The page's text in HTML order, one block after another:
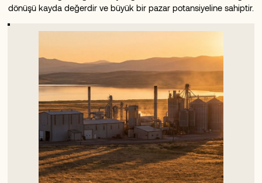
dönüşü kayda değerdir ve büyük bir pazar potansiyeline sahiptir.